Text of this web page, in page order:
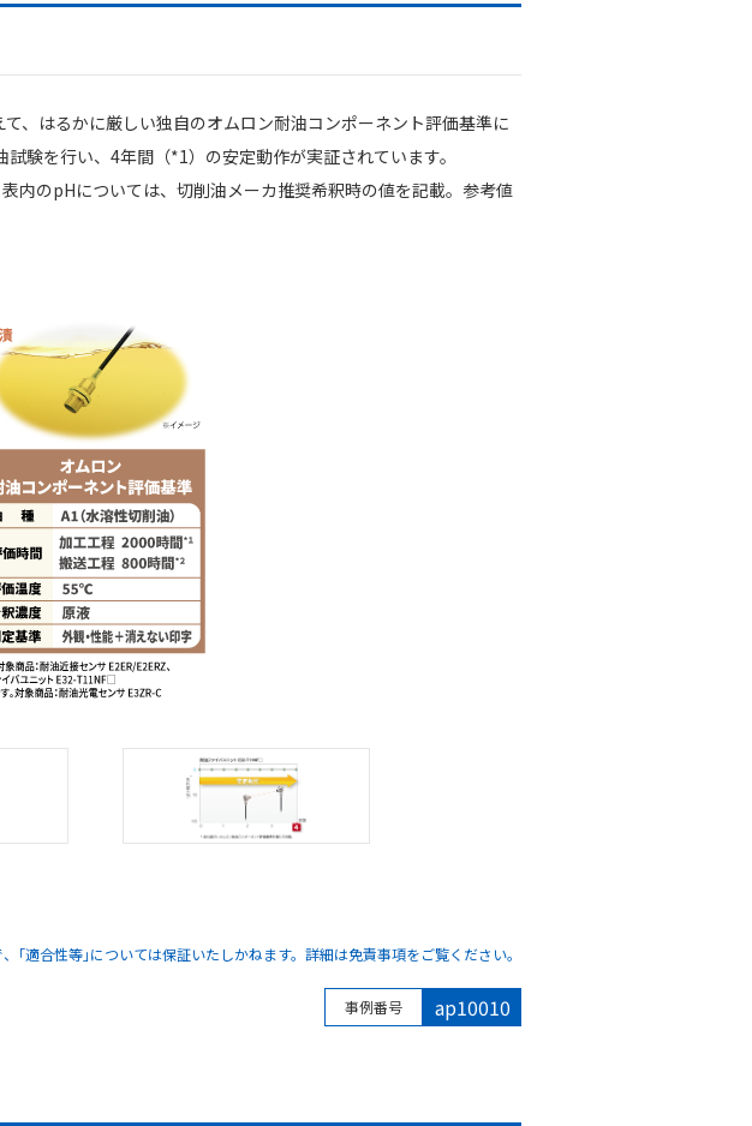
、はるかに厳しい独自のオムロン耐油コンポーネント評価基準に
験を行い、4年間（*1）の安定動作が実証されています。
内のpHについては、切削油メーカ推奨希釈時の値を記載。参考値
｢適合性等｣については保証いたしかねます。詳細は免責事項をご覧ください。
事例番号 ap10010